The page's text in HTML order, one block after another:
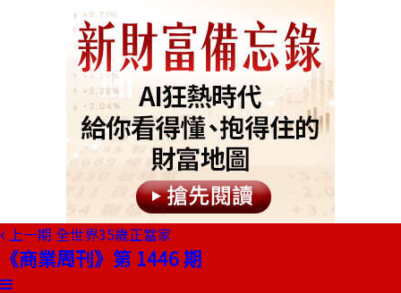
上一期 全世界35歲正當家
《商業周刊》第 1446 期